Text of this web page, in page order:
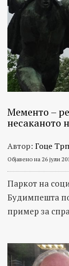
Мементо –
несаканото
Автор: Гоце
Објавено на 26 јули
Паркот на
Будимпешта
пример за